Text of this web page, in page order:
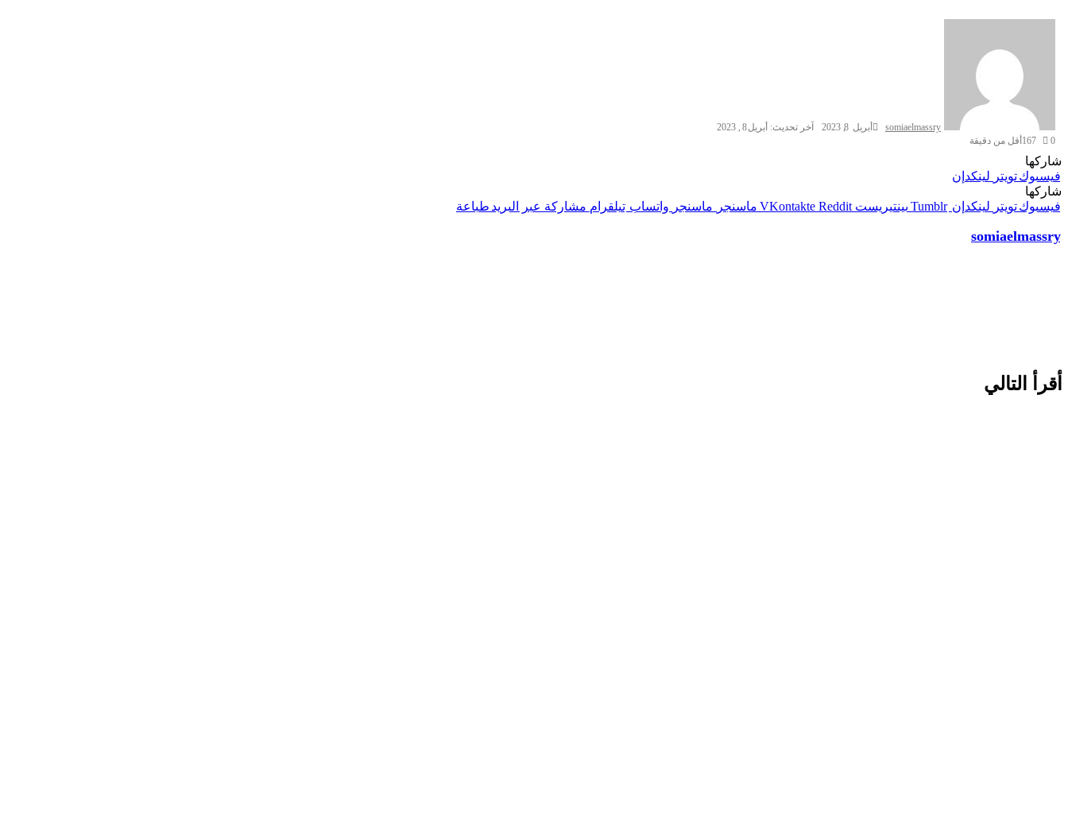
somiaelmassry أبريل 8, 2023
آخر تحديث: أبريل 8, 2023
0
167أقل من دقيقة
شاركها
فيسبوك تويتر
لينكدإن
شاركها
فيسبوك تويتر لينكدإن بينتيريست ماسنجر ماسنجر واتساب تيلقرام مشاركة عبر البريد طباعة
somiaelmassry
أقرأ التالي